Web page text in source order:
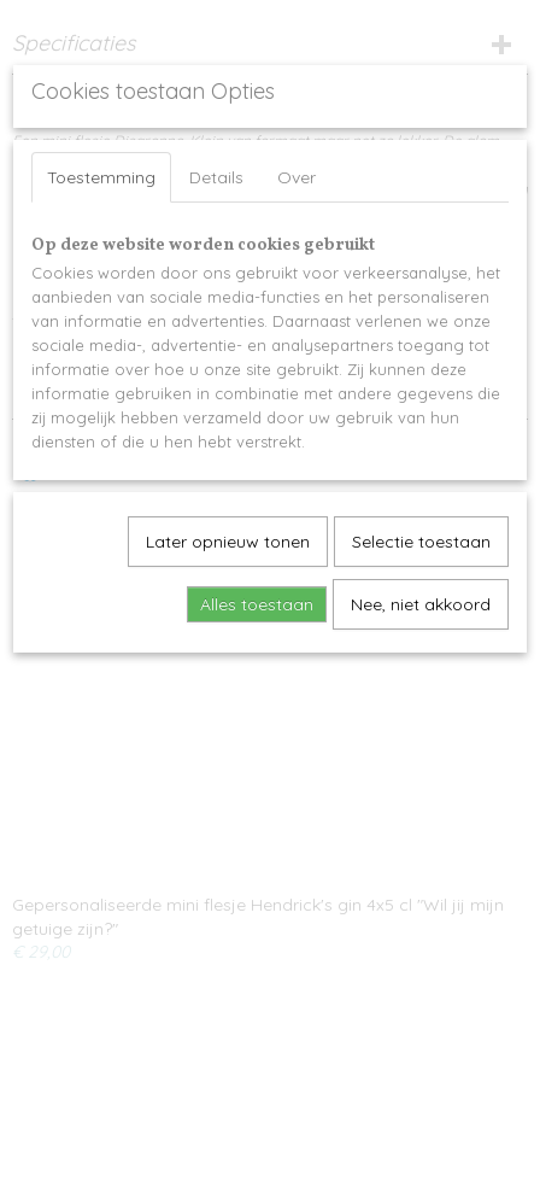
Specificaties
Productcode
Omschrijving
Een mini flesje Disaronno. Klein van formaat maar net zo lekker. De alom
authentieke, heerlijk zoete smaak. De flesjes zijn 9.6 cm hoog en identiek aan
vraag: 'Wil je mijn getuige zijn?'
Inhoud: 5 x 5 cl
Alcoholpercentage: 28%
Land van herkomst: Italië
Ook interessant
Gepersonaliseerde mini flesje Hendrick's gin 4x5 cl "Wil jij mijn
getuige zijn?"
€ 29,00
Cookies toestaan Opties
Toestemming Details Over
Op deze website worden cookies gebruikt
Cookies worden door ons gebruikt voor verkeersanalyse, het
aanbieden van sociale media-functies en het personaliseren
van informatie en advertenties. Daarnaast verlenen we onze
sociale media-, advertentie- en analysepartners toegang tot
informatie over hoe u onze site gebruikt. Zij kunnen deze
informatie gebruiken in combinatie met andere gegevens die
zij mogelijk hebben verzameld door uw gebruik van hun
diensten of die u hen hebt verstrekt.
Later opnieuw tonen Selectie toestaan
Alles toestaan Nee, niet akkoord